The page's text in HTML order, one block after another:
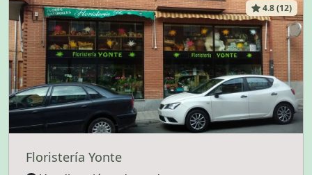
4.8 (12)
Floristería Yonte